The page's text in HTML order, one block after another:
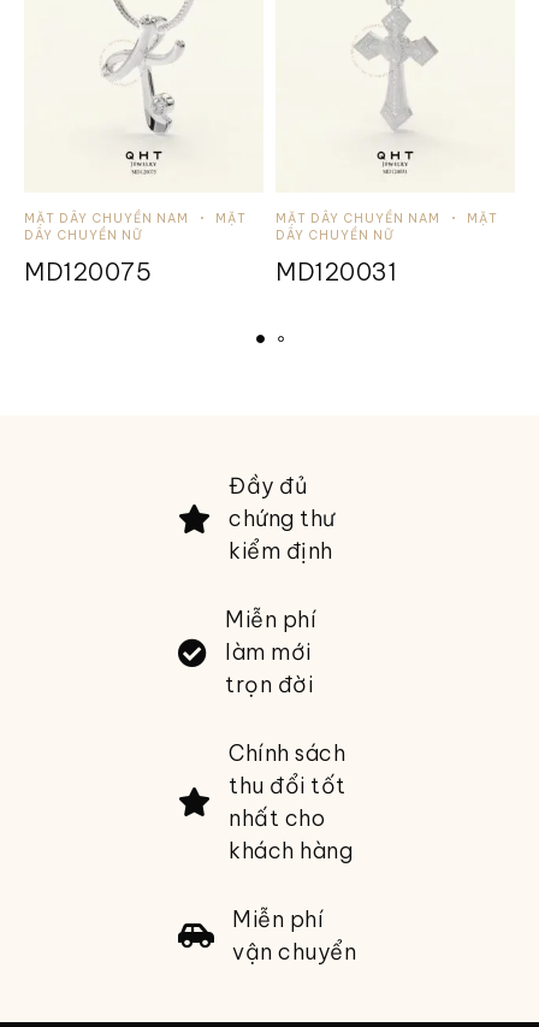
MẶT DÂY CHUYỀN NAM
MẶT
DÂY CHUYỀN NỮ
MD120075
MẶT DÂY CHUYỀN NAM
MẶT
DÂY CHUYỀN NỮ
MD120031
Đầy đủ
chứng thư
kiểm định
Miễn phí
làm mới
trọn đời
Chính sách
thu đổi tốt
nhất cho
khách hàng
Miễn phí
vận chuyển